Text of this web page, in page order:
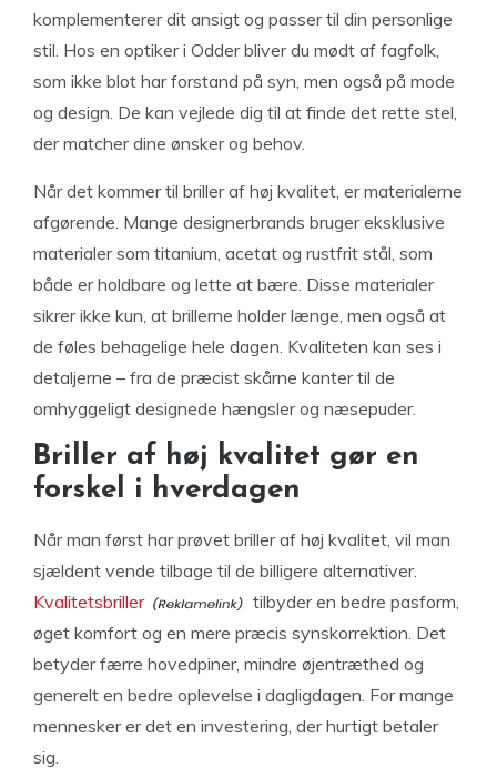
komplementerer dit ansigt og passer til din personlige
stil. Hos en optiker i Odder bliver du mødt af fagfolk,
som ikke blot har forstand på syn, men også på mode
og design. De kan vejlede dig til at finde det rette stel,
der matcher dine ønsker og behov.
Når det kommer til briller af høj kvalitet, er materialerne
afgørende. Mange designerbrands bruger eksklusive
materialer som titanium, acetat og rustfrit stål, som
både er holdbare og lette at bære. Disse materialer
sikrer ikke kun, at brillerne holder længe, men også at
de føles behagelige hele dagen. Kvaliteten kan ses i
detaljerne – fra de præcist skårne kanter til de
omhyggeligt designede hængsler og næsepuder.
Briller af høj kvalitet gør en
forskel i hverdagen
Når man først har prøvet briller af høj kvalitet, vil man
sjældent vende tilbage til de billigere alternativer.
Kvalitetsbriller
tilbyder en bedre pasform,
øget komfort og en mere præcis synskorrektion. Det
betyder færre hovedpiner, mindre øjentræthed og
generelt en bedre oplevelse i dagligdagen. For mange
mennesker er det en investering, der hurtigt betaler
sig.